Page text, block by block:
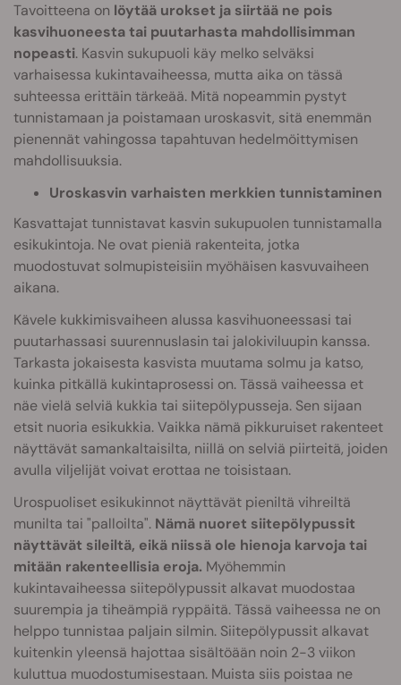
Tavoitteena on löytää urokset ja siirtää ne pois
kasvihuoneesta tai puutarhasta mahdollisimman
nopeasti. Kasvin sukupuoli käy melko selväksi
varhaisessa kukintavaiheessa, mutta aika on tässä
suhteessa erittäin tärkeää. Mitä nopeammin pystyt
tunnistamaan ja poistamaan uroskasvit, sitä enemmän
pienennät vahingossa tapahtuvan hedelmöittymisen
mahdollisuuksia.
Uroskasvin varhaisten merkkien tunnistaminen
Kasvattajat tunnistavat kasvin sukupuolen tunnistamalla
esikukintoja. Ne ovat pieniä rakenteita, jotka
muodostuvat solmupisteisiin myöhäisen kasvuvaiheen
aikana.
Kävele kukkimisvaiheen alussa kasvihuoneessasi tai
puutarhassasi suurennuslasin tai jalokiviluupin kanssa.
Tarkasta jokaisesta kasvista muutama solmu ja katso,
kuinka pitkällä kukintaprosessi on. Tässä vaiheessa et
näe vielä selviä kukkia tai siitepölypusseja. Sen sijaan
etsit nuoria esikukkia. Vaikka nämä pikkuruiset rakenteet
näyttävät samankaltaisilta, niillä on selviä piirteitä, joiden
avulla viljelijät voivat erottaa ne toisistaan.
Urospuoliset esikukinnot näyttävät pieniltä vihreiltä
munilta tai "palloilta". Nämä nuoret siitepölypussit
näyttävät sileiltä, eikä niissä ole hienoja karvoja tai
mitään rakenteellisia eroja. Myöhemmin
kukintavaiheessa siitepölypussit alkavat muodostaa
suurempia ja tiheämpiä ryppäitä. Tässä vaiheessa ne on
helppo tunnistaa paljain silmin. Siitepölypussit alkavat
kuitenkin yleensä hajottaa sisältöään noin 2-3 viikon
kuluttua muodostumisestaan. Muista siis poistaa ne